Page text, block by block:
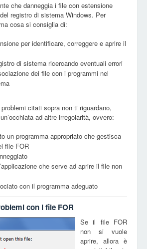
che danneggia i file con estensione
registro di sistema Windows. Per
cosa si consiglia di:
per identificare, correggere e aprire il
di sistema ricercando eventuali errori
dei file con i programmi nel
citati sopra non ti riguardano,
ad altre irregolarità, ovvero:
un programma appropriato che gestisca
file FOR
che serve ad aprire il file non
con il programma adeguato
con i file FOR
Se il file FOR
non si vuole
aprire, allora è